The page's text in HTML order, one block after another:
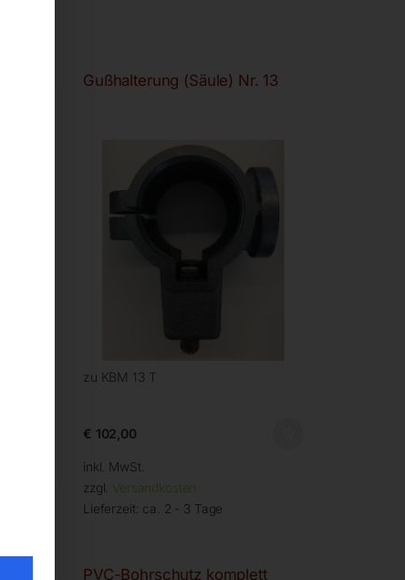
Gußhalterung (Säule) Nr. 13
zu KBM 13 T
€ 102,00
inkl. MwSt.
zzgl. Versandkosten
Lieferzeit: ca. 2 - 3 Tage
PVC-Bohrschutz komplett